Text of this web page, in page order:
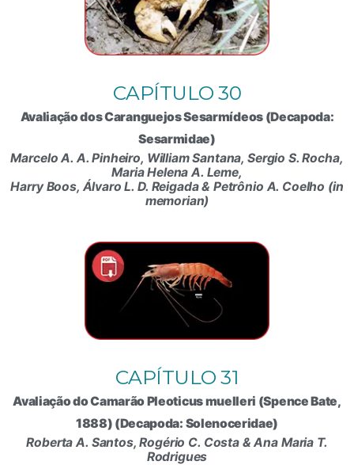
CAPÍTULO 30
Avaliação dos Caranguejos Sesarmídeos (Decapoda:
Sesarmidae)
Marcelo A. A. Pinheiro, William Santana, Sergio S. Rocha,
Maria Helena A. Leme,
Harry Boos, Álvaro L. D. Reigada & Petrônio A. Coelho (in
memorian)
CAPÍTULO 31
Avaliação do Camarão Pleoticus muelleri (Spence Bate,
1888) (Decapoda: Solenoceridae)
Roberta A. Santos, Rogério C. Costa & Ana Maria T.
Rodrigues